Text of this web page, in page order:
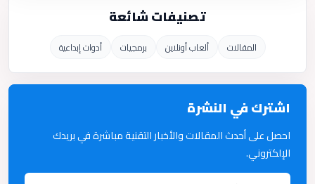
تصنيفات شائعة
المقالات ألعاب أونلاين برمجيات أدوات إبداعية
اشترك في النشرة
احصل على أحدث المقالات والأخبار التقنية مباشرة في بريدك
الإلكتروني.